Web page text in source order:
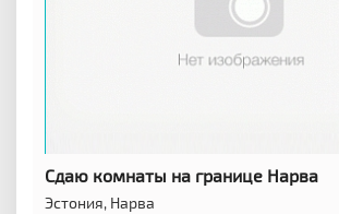
Сдаю комнаты на границе Нарва
Эстония, Нарва